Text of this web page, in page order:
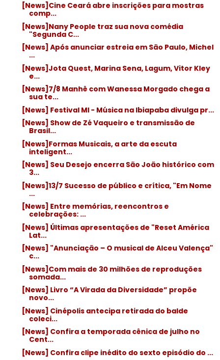
[News]Cine Ceará abre inscrições para mostras
comp...
[News]Nany People traz sua nova comédia
"Segunda C...
[News] Após anunciar estreia em São Paulo, Michel
...
[News]Jota Quest, Marina Sena, Lagum, Vitor Kley
e...
[News]7/8 Manhê com Wanessa Morgado chega a
sua te...
[News] Festival MI - Música na Ibiapaba divulga pr...
[News] Show de Zé Vaqueiro e transmissão de
Brasil...
[News]Formas Musicais, a arte da escuta
inteligent...
[News] Seu Desejo encerra São João histórico com
3...
[News]13/7 Sucesso de público e crítica, "Em Nome
...
[News] Entre memórias, reencontros e
celebrações: ...
[News] Últimas apresentações de "Reset América
Lat...
[News] "Anunciação – O musical de Alceu Valença"
c...
[News]Com mais de 30 milhões de reproduções
somada...
[News] Livro “A Virada da Diversidade” propõe
novo...
[News] Cinépolis antecipa retirada do balde
coleci...
[News] Confira a temporada cênica de julho no
Cent...
[News] Confira clipe inédito do sexto episódio do ...